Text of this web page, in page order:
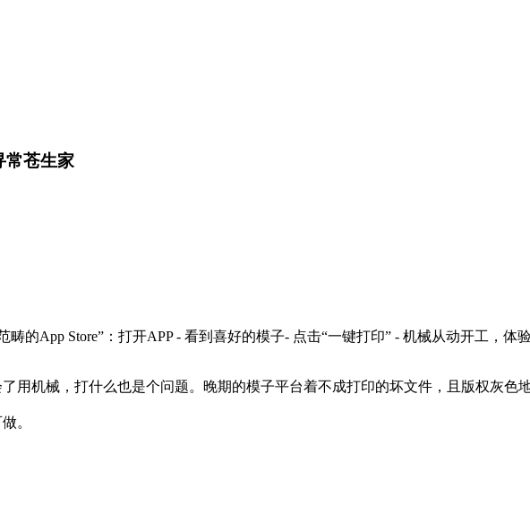
常苍生家
App Store”：打开APP - 看到喜好的模子- 点击“一键打印” - 机械从动开工，体验
机械，打什么也是个问题。晚期的模子平台着不成打印的坏文件，且版权灰色
。